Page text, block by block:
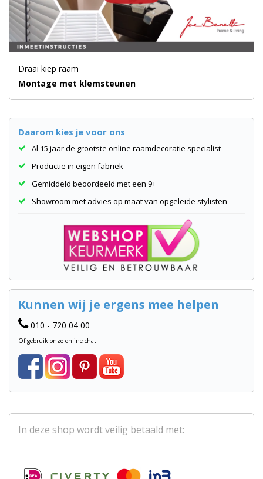
Draai kiep raam
Montage met klemsteunen
Daarom kies je voor ons
Al 15 jaar de grootste online raamdecoratie specialist
Productie in eigen fabriek
Gemiddeld beoordeeld met een 9+
Showroom met advies op maat van opgeleide stylisten
Kunnen wij je ergens mee helpen
010 - 720 04 00
Of gebruik onze online chat
In deze shop wordt veilig betaald met: